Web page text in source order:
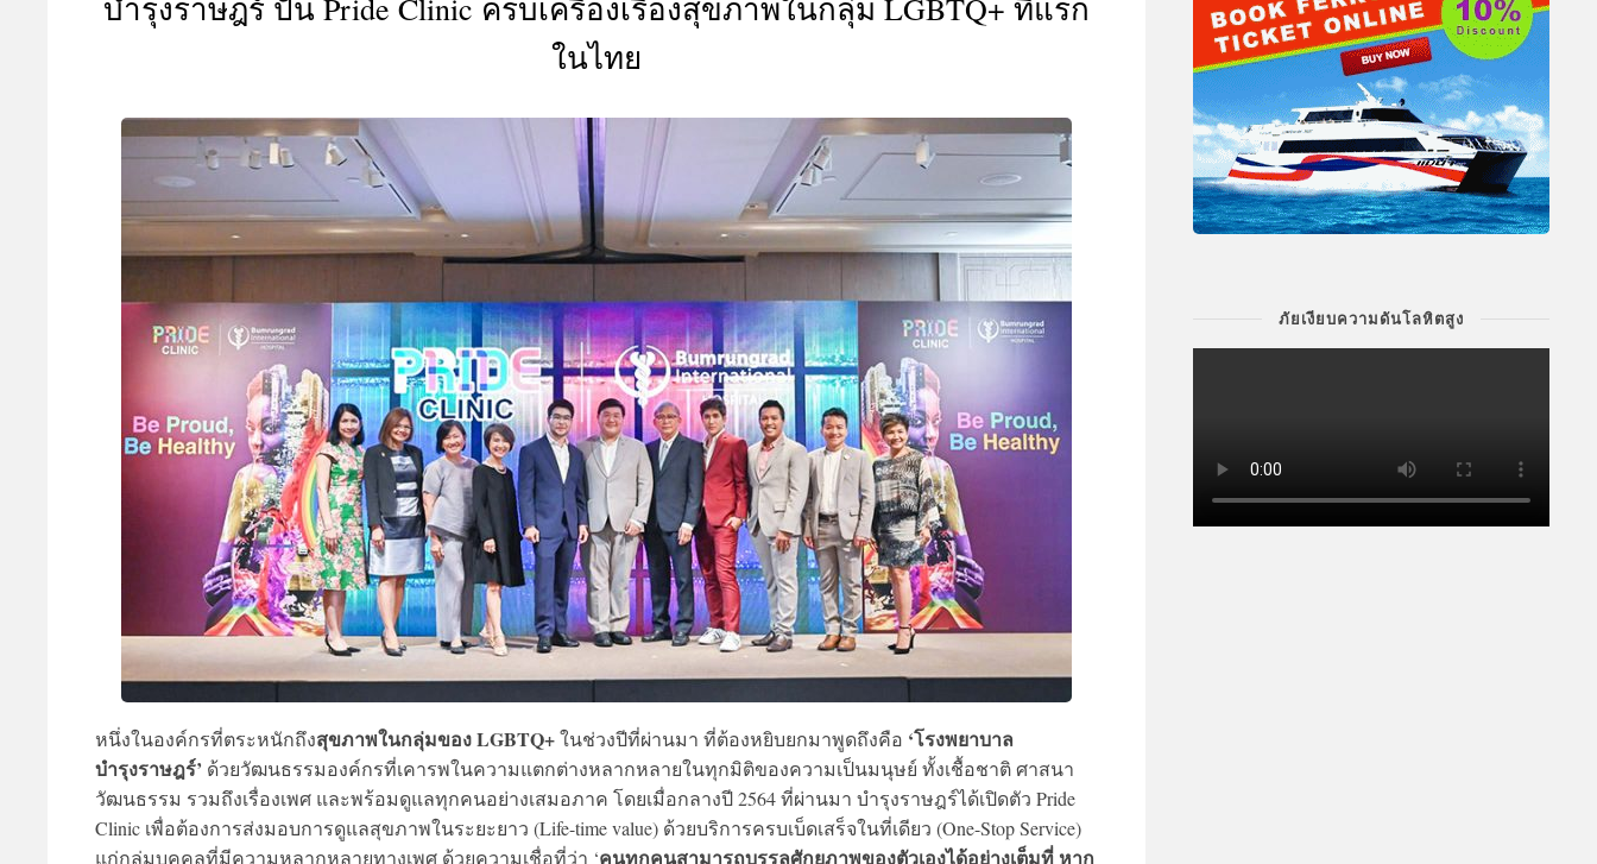
ACTIVITIES
บำรุงราษฎร์ ปั้น Pride Clinic ครบเครื่องเรื่องสุขภาพในกลุ่ม LGBTQ+ ที่แรก
ในไทย
หนึ่งในองค์กรที่ตระหนักถึงสุขภาพในกลุ่มของ LGBTQ+ในช่วงปีที่ผ่านมา ที่ต้องหยิบยกมาพูดถึงคือ ‘โรงพยาบาล
บำรุงราษฎร์’ ด้วยวัฒนธรรมองค์กรที่เคารพในความแตกต่างหลากหลายในทุกมิติของความเป็นมนุษย์ ทั้งเชื้อชาติ ศาสนา
วัฒนธรรม รวมถึงเรื่องเพศ และพร้อมดูแลทุกคนอย่างเสมอภาค โดยเมื่อกลางปี 2564 ที่ผ่านมา บำรุงราษฎร์ได้เปิดตัว Pride
Clinic เพื่อต้องการส่งมอบการดูแลสุขภาพในระยะยาว (Life-time value) ด้วยบริการครบเบ็ดเสร็จในที่เดียว (One-Stop Service)
แก่กลุ่มบุคคลที่มีความหลากหลายทางเพศ ด้วยความเชื่อที่ว่า ‘คนทุกคนสามารถบรรลุศักยภาพของตัวเองได้อย่างเต็มที่ หาก
ภัยเงียบความดันโลหิตสูง